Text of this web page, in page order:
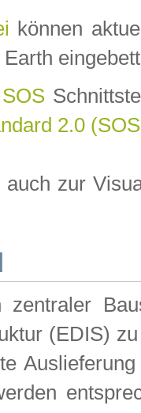
können
2.0
auch zur
zentraler
(EDIS)